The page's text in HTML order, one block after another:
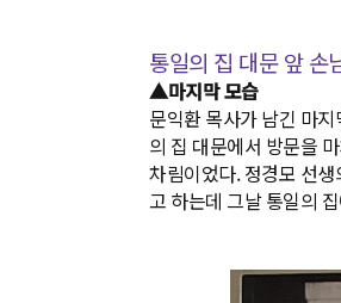
통일의 집 대문 앞 손
▲마지막 모습
문익환 목사가 남긴 마
의 집 대문에서 방문을
차림이었다. 정경모 선
고 하는데 그날 통일의